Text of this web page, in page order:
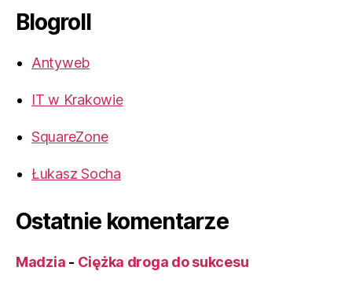
Blogroll
Antyweb
IT w Krakowie
SquareZone
Łukasz Socha
Ostatnie komentarze
Madzia - Ciężka droga do sukcesu